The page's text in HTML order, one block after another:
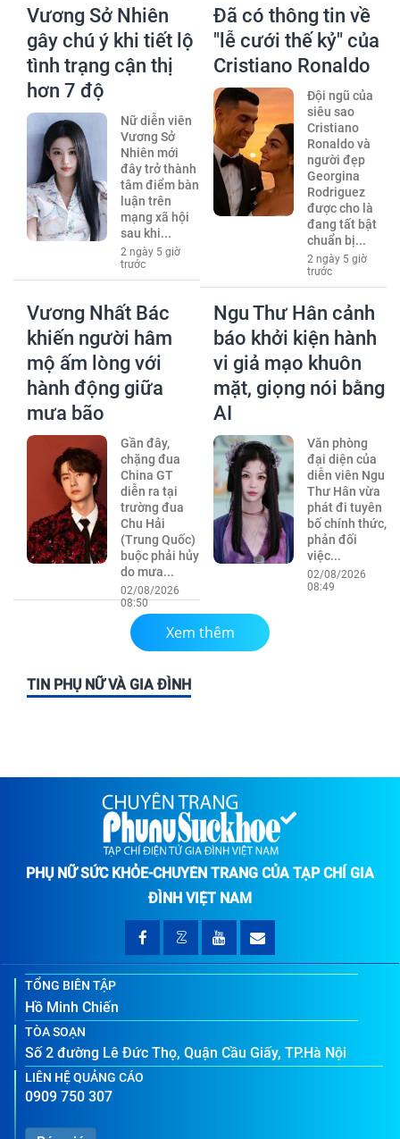
Vương Sở Nhiên
gây chú ý khi tiết lộ
tình trạng cận thị
hơn 7 độ
Nữ diễn viên
Vương Sở
Nhiên mới
đây trở thành
tâm điểm bàn
luận trên
mạng xã hội
sau khi...
2 ngày 5 giờ
trước
Đã có thông tin về
"lễ cưới thế kỷ" của
Cristiano Ronaldo
Đội ngũ của
siêu sao
Cristiano
Ronaldo và
người đẹp
Georgina
Rodriguez
được cho là
đang tất bật
chuẩn bị...
2 ngày 5 giờ
trước
Vương Nhất Bác
khiến người hâm
mộ ấm lòng với
hành động giữa
mưa bão
Gần đây,
chặng đua
China GT
diễn ra tại
trường đua
Chu Hải
(Trung Quốc)
buộc phải hủy
do mưa...
02/08/2026
08:50
Ngu Thư Hân cảnh
báo khởi kiện hành
vi giả mạo khuôn
mặt, giọng nói bằng
AI
Văn phòng
đại diện của
diễn viên Ngu
Thư Hân vừa
phát đi tuyên
bố chính thức,
phản đối
việc...
02/08/2026
08:49
Xem thêm
TIN PHỤ NỮ VÀ GIA ĐÌNH
PHỤ NỮ SỨC KHỎE-CHUYÊN TRANG CỦA TẠP CHÍ GIA
ĐÌNH VIỆT NAM
TỔNG BIÊN TẬP
Hồ Minh Chiến
TÒA SOẠN
Số 2 đường Lê Đức Thọ, Quận Cầu Giấy, TP.Hà Nội
LIÊN HỆ QUẢNG CÁO
0909 750 307